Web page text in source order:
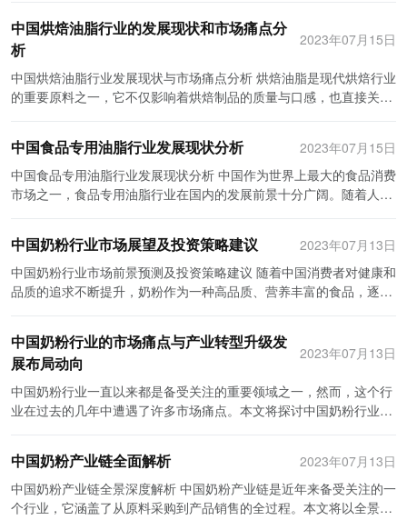
该关注烘焙油脂行业的创新趋势。随着科技的发展，烘焙油脂行业也
在不断创新，例如研发出更健康的替代产品，或是开发出更方便使用
确保在市场竞争中保持竞争优势。 最后，投资者在决定投资烘焙油脂
行业时，还应考虑到市场需求的长期稳定性。虽然当前烘焙食品受到
虑市场需求的长期趋势和前景，并制定相应的投资策略。 综上所述，
然而，投资者在选择投资策略时应谨慎考虑品牌优势、产品质量、创
新能力以及市场需求的稳定性。只有在充分了解市场情况的基础上，
校，这些机构对烘焙油脂的品质和安全性要求更高，对市场上品牌知
名度和口碑好的烘焙油脂更为青睐。 其次，东部沿海地区也是中国烘
焙油脂行业的重点区域。这个地区经济发达，对于烘焙油脂的需求主
要来自于烘焙食品加工厂和大型超市。上海、广东和浙江等地的烘焙
食品加工厂生产规模大，对烘焙油脂的市场需求量大且稳定。同时，
也相对较高。 再次，中西部地区的烘焙油脂市场也逐渐崭露头角。虽
然该地区的经济发展相对滞后，但是随着农村发展和城乡一体化的推
进，该地区的烘焙行业经历了较快的增长。农村地区的烘焙行业起步
较晚，但受到了来自消费者和政府的关注。由于该地区的烘焙行业规
格都有一定的要求。 最后，西南地区和东北地区的烘焙油脂市场较为
薄弱。尽管这些地区也有一定的烘焙行业需求，但规模相对较小。西
南地区的地理环境和消费习惯相对特殊，烘焙行业发展相对滞后；而
东北地区经济发展相对较慢，烘焙行业需求相对较弱。 总而言之，中
油脂市场对产品品质的要求略有差异，但无论哪个地区，安全、健康
和品质始终是烘焙油脂行业持续发展的关键。未来，随着人民生活水
平的提高和消费需求的多样化，烘焙油脂行业的整体发展将更加繁
荣。各地区的企业参与竞争，将进一步推动烘焙油脂行业的创新和发
展。
需求是影响烘焙食品行业发展的关键因素之一。随着中国城市化进程
的加快，烘焙食品已经成为许多都市人生活中不可或缺的一部分。尤
其是在年轻人群体中，烘焙食品变得越来越受欢迎，这主要得益于电
视节目、社交媒体和网络购物等渠道的推广。不仅如此，节假日以及
发展的重要因素。目前，中国的烘焙食品市场竞争非常激烈，主要有
国内大型烘焙食品企业和外资企业参与竞争。国内企业的优势在于对
本土市场的了解和适应能力，而外资企业则在技术和产品创新方面有
较大优势。此外，消费者对烘焙食品质量和口感的要求越来越高，对
优化产品质量和生产工艺，提高竞争力。 最后，未来趋势方面，烘焙
食品行业可能会有以下几个发展趋势。首先，健康和有机烘焙食品的
需求将持续增加。随着人们对健康生活方式的追求，有机、天然成分
的烘焙食品将受到更多消费者的青睐。其次，线上销售渠道将成为主
业发展的重要途径，未来将有更多的消费者通过网络购买烘焙食品。
此外，创新和个性化产品将成为市场竞争的关键。消费者对于烘焙食
新和个性化产品，以满足消费者多样化的需求。 综上所述，中国烘焙
油脂行业下游的烘焙食品行业有着广阔的市场前景。通过与市场需求
有更多的机会在中国市场取得成功。
中国烘焙油脂行业的发展现状和市场痛点分
析
2023年07月15日
中国烘焙油脂行业发展现状与市场痛点分析 烘焙油脂是现代烘焙行业
的重要原料之一，它不仅影响着烘焙制品的质量与口感，也直接关系
状是市场规模逐步扩大。随着人们对烘焙制品的需求不断增加，烘焙
油脂的市场需求也逐年增长。而且，随着中国经济的发展，人们的消
费能力不断提升，愿意选择更高质量的烘焙油脂产品，这对烘焙油脂
企业进入这个领域竞争。这种竞争不仅来自国内企业，还包括来自国
外知名品牌的竞争。品牌竞争的加剧带动了行业内企业之间的技术创
新和产品升级，推动了烘焙油脂行业的发展。 然而，中国烘焙油脂行
具备先进的生产技术和设备，以及严格的质量控制体系，导致了一些
产品的质量安全问题。有些低质量的烘焙油脂可能含有大量的转基因
成分、致癌物质或者未经处理的有害物质，对消费者的健康构成威
胁。 其次，烘焙油脂产品的种类相对较少也是一个市场痛点。相比于
国外，中国的烘焙油脂产品种类相对较少，无法满足消费者不同的需
效果，但目前市场上很难找到这样的产品。这就需要行业内企业增加
研发和创新投入，提供更多样化的产品。 第三，烘焙油脂行业的价格
波动也是一个市场痛点。烘焙油脂的价格与原料价格、生产成本和市
场供需关系密切相关。然而，由于行业内企业的生产能力和技术水平
中国食品专用油脂行业发展现状分析
2023年07月15日
中国食品专用油脂行业发展现状分析 中国作为世界上最大的食品消费
市场之一，食品专用油脂行业在国内的发展前景十分广阔。随着人们
用油脂行业的发展现状进行分析。 首先，供需状况是食品专用油脂行
业发展的基础。随着人们意识到油脂在饮食中的重要性，消费者对食
品专用油脂的需求逐渐增加，尤其是高端特色油脂的需求呈现快速增
脂行业仍然面临着供需的不平衡局面。 其次，市场竞争日趋激烈也是
中国食品专用油脂行业的一个突出问题。随着市场规模的不断扩大，
越来越多的企业进入了这个领域，导致市场竞争加剧。特别是一些规
模较小的企业，它们由于技术和资金等方面的限制，无法与大型餐饮
企业竞争。因此，市场集中度较低，行业内企业的竞争力不均衡，一
业的发展至关重要。当前，人们对食品安全和健康日益关注，对油脂
产品的质量和功能要求也越来越高。因此，企业需要持续进行技术研
发和创新，提高产品质量和品质。同时，技术进步也可以提升产能和
降低生产成本，提高企业的竞争力。例如，随着新型物流技术的应
中国奶粉行业市场展望及投资策略建议
2023年07月13日
中国奶粉行业市场前景预测及投资策略建议 随着中国消费者对健康和
品质的追求不断提升，奶粉作为一种高品质、营养丰富的食品，逐渐
粉的需求增加等。本文将对中国奶粉行业的市场前景进行预测，并提
出一些建议。 首先，我们对中国奶粉行业的市场前景进行分析。然
后，我们根据分析结果提出了相应的投资策略建议。 中国奶粉市场前
景分析： 据统计，中国奶粉市场规模从2010年的768亿元增长到
变化：中国人口老龄化程度逐渐加深。随着中国人口结构的演变，奶
粉作为一种年轻儿童及老年人的营养产品，将有更大的市场需求。 2.
健康意识提升：随着中国消费者对健康意识的提高，他们更加注重饮
食的营养平衡。奶粉作为一种优质的蛋白质和营养来源，符合消费者
中国奶粉行业的市场痛点与产业转型升级发
展布局动向
2023年07月13日
中国奶粉行业一直以来都是备受关注的重要领域之一，然而，这个行
业在过去的几年中遭遇了许多市场痛点。本文将探讨中国奶粉行业面
和担忧，导致了消费者对国内奶粉的信任度下降，转而选择进口奶
粉。因此，提高奶粉的质量和安全标准成为中国奶粉行业面临的首要
问题。 其次，市场竞争激烈是中国奶粉行业的另一个问题。目前，市
中国奶粉产业链全面解析
2023年07月13日
中国奶粉产业链全景深度解析 中国奶粉产业链是近年来备受关注的一
个行业，它涵盖了从原料采购到产品销售的全过程。本文将以全景视